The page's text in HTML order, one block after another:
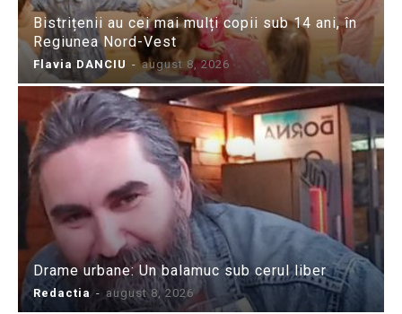
Bistrițenii au cei mai mulți copii sub 14 ani, în
Regiunea Nord-Vest
Flavia DANCIU - august 8, 2026
Drame urbane: Un balamuc sub cerul liber
Redactia - august 8, 2026